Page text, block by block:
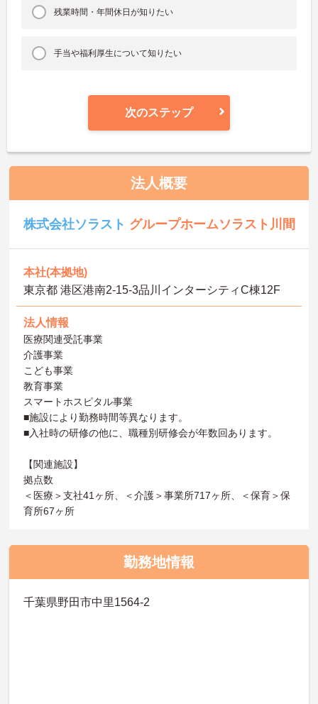
残業時間・年間休日が知りたい
手当や福利厚生について知りたい
次のステップ
法人概要
株式会社ソラスト グループホームソラスト川間
本社(本拠地)
東京都 港区港南2-15-3品川インターシティC棟12F
法人情報
医療関連受託事業
介護事業
こども事業
教育事業
スマートホスピタル事業
■施設により勤務時間等異なります。
■入社時の研修の他に、職種別研修会が年数回あります。
【関連施設】
拠点数
＜医療＞支社41ヶ所、＜介護＞事業所717ヶ所、＜保育＞保
育所67ヶ所
勤務地情報
千葉県野田市中里1564-2